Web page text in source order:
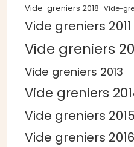
Vide-greniers 2018 Vide-
Vide greniers 2011
Vide greniers
Vide greniers 2013
Vide greniers
Vide greniers 2015
Vide greniers 2016